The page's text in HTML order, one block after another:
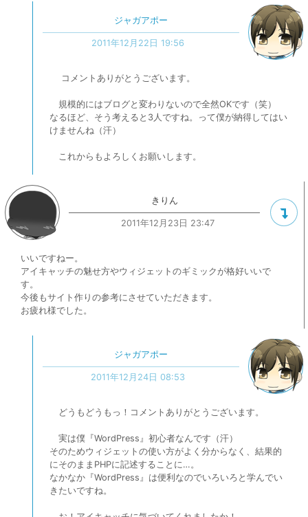
ジャガアポー
2011年12月22日 19:56
コメントありがとうございます。
規模的にはブログと変わりないので全然OKです（笑）
なるほど、そう考えると3人ですね。って僕が納得してはい
けませんね（汗）
これからもよろしくお願いします。
きりん
2011年12月23日 23:47
いいですねー。
アイキャッチの魅せ方やウィジェットのギミックが格好いいで
す。
今後もサイト作りの参考にさせていただきます。
お疲れ様でした。
ジャガアポー
2011年12月24日 08:53
どうもどうもっ！コメントありがとうございます。
実は僕『WordPress』初心者なんです（汗）
そのためウィジェットの使い方がよく分からなく、結果的
にそのままPHPに記述することに…。
なかなか『WordPress』は便利なのでいろいろと学んでい
きたいですね。